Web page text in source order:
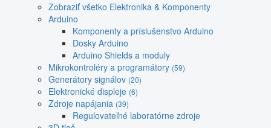
Zobraziť všetko Elektronika & Komponenty
Arduino
Komponenty a príslušenstvo Arduino
Dosky Arduino
Arduino Shields a moduly
Mikrokontroléry a programátory (59)
Generátory signálov (20)
Elektronické displeje (6)
Zdroje napájania (39)
Regulovateľné laboratórne zdroje